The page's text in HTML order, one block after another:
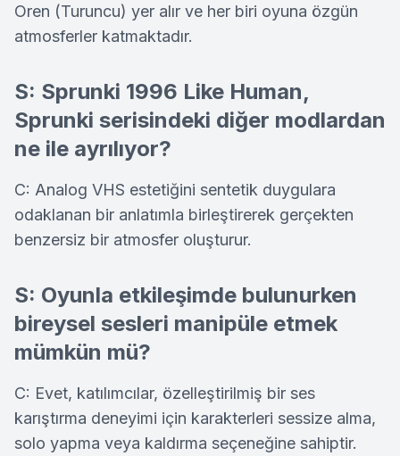
Oren (Turuncu) yer alır ve her biri oyuna özgün
atmosferler katmaktadır.
S: Sprunki 1996 Like Human,
Sprunki serisindeki diğer modlardan
ne ile ayrılıyor?
C: Analog VHS estetiğini sentetik duygulara
odaklanan bir anlatımla birleştirerek gerçekten
benzersiz bir atmosfer oluşturur.
S: Oyunla etkileşimde bulunurken
bireysel sesleri manipüle etmek
mümkün mü?
C: Evet, katılımcılar, özelleştirilmiş bir ses
karıştırma deneyimi için karakterleri sessize alma,
solo yapma veya kaldırma seçeneğine sahiptir.